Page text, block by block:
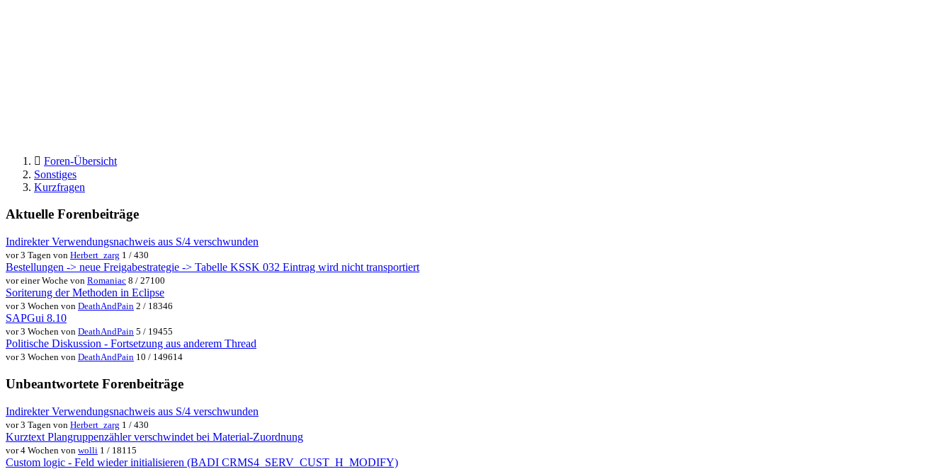
Foren-Übersicht
Sonstiges
Kurzfragen
Aktuelle Forenbeiträge
Indirekter Verwendungsnachweis aus S/4 verschwunden
vor 3 Tagen von Herbert_zarg 1 / 430
Bestellungen -> neue Freigabestrategie -> Tabelle KSSK 032 Eintrag wird nicht transportiert
vor einer Woche von Romaniac 8 / 27100
Soriterung der Methoden in Eclipse
vor 3 Wochen von DeathAndPain 2 / 18346
SAPGui 8.10
vor 3 Wochen von DeathAndPain 5 / 19455
Politische Diskussion - Fortsetzung aus anderem Thread
vor 3 Wochen von DeathAndPain 10 / 149614
Unbeantwortete Forenbeiträge
Indirekter Verwendungsnachweis aus S/4 verschwunden
vor 3 Tagen von Herbert_zarg 1 / 430
Kurztext Plangruppenzähler verschwindet bei Material-Zuordnung
vor 4 Wochen von wolli 1 / 18115
Custom logic - Feld wieder initialisieren (BADI CRMS4_SERV_CUST_H_MODIFY)